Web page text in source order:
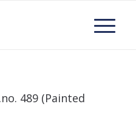
489 (Painted